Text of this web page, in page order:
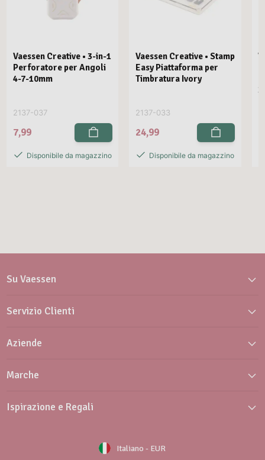
Vaessen Creative • 3-in-1
Perforatore per Angoli
4-7-10mm
2137-037
7,99
Disponibile da magazzino
Vaessen Creative • Stamp
Easy Piattaforma per
Timbratura Ivory
2137-033
24,99
Disponibile da magazzino
Su Vaessen
Servizio Clienti
Aziende
Marche
Ispirazione e Regali
Italiano - EUR